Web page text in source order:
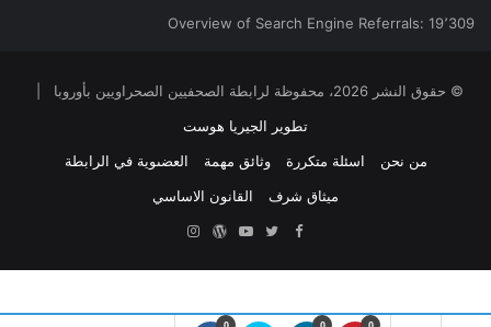
Overview of Search Engine Referrals: 19٬309
© حقوق النشر 2026، محفوظة لرابطة الصحفيين الصحراويين بأوروبا |
تطوير الجيريا هوست
من نحن
اسئلة متكررة وثائق مهمة
العضىوية في الرابطة
ميثاق شرف
القانون الاساسي
Facebook
Twitter
YouTubeووردبريس